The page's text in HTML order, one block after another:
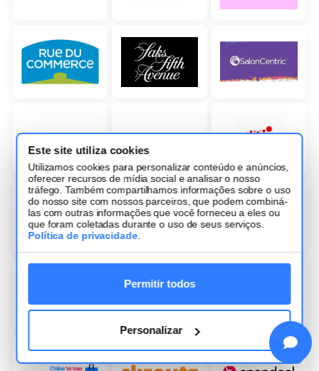
Este site utiliza cookies
Utilizamos cookies para personalizar conteúdo e anúncios,
oferecer recursos de mídia social e analisar o nosso
tráfego. Também compartilhamos informações sobre o uso
do nosso site com nossos parceiros, que podem combiná-
las com outras informações que você forneceu a eles ou
que foram coletadas durante o uso de seus serviços.
Política de privacidade
Permitir todos
Personalizar